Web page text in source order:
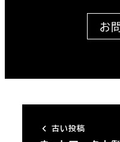
お
古い投稿